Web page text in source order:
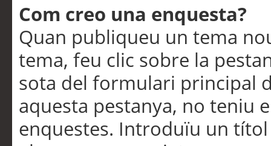
Com creo una enquesta?
Quan publiqueu un tema
tema, feu clic sobre la
sota del formulari principal
aquesta pestanya, no teniu
enquestes. Introduïu un